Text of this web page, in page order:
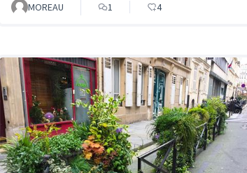
MOREAU 1 4